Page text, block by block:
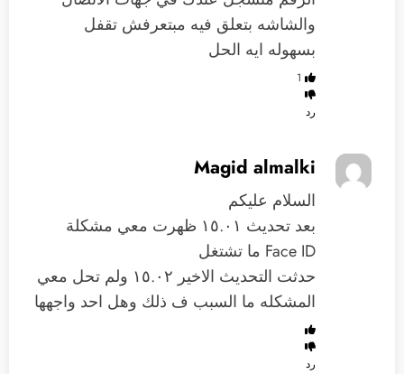
والشاشه بتعلق فيه مبتعرفش تقفل
بسهوله ايه الحل
1
رد
Magid almalki
السلام عليكم
بعد تحديث ١٥.٠١ ظهرت معي مشكلة
Face ID ما تشتغل
حدثت التحديث الاخير ١٥.٠٢ ولم تحل معي
المشكله ما السبب ف ذلك وهل احد واجهها
رد